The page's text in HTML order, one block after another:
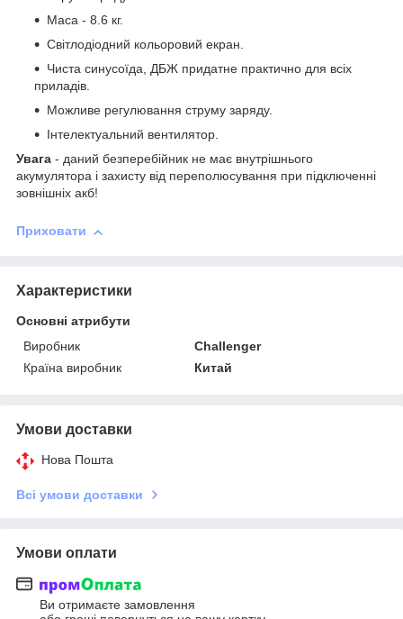
Маса - 8.6 кг.
Світлодіодний кольоровий екран.
Чиста синусоїда, ДБЖ придатне практично для всіх
приладів.
Можливе регулювання струму заряду.
Інтелектуальний вентилятор.
Увага - даний безперебійник не має внутрішнього
акумулятора і захисту від переполюсування при підключенні
зовнішніх акб!
Приховати
Характеристики
Основні атрибути
Виробник
Challenger
Країна виробник
Китай
Умови доставки
Нова Пошта
Всі умови доставки
Умови оплати
Ви отримаєте замовлення